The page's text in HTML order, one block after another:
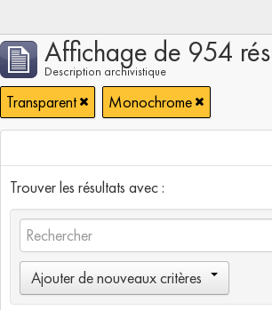
Affichage de 954
Description archivistique
Transparent Monochrome
Trouver les résultats avec :
Ajouter de nouveaux critères